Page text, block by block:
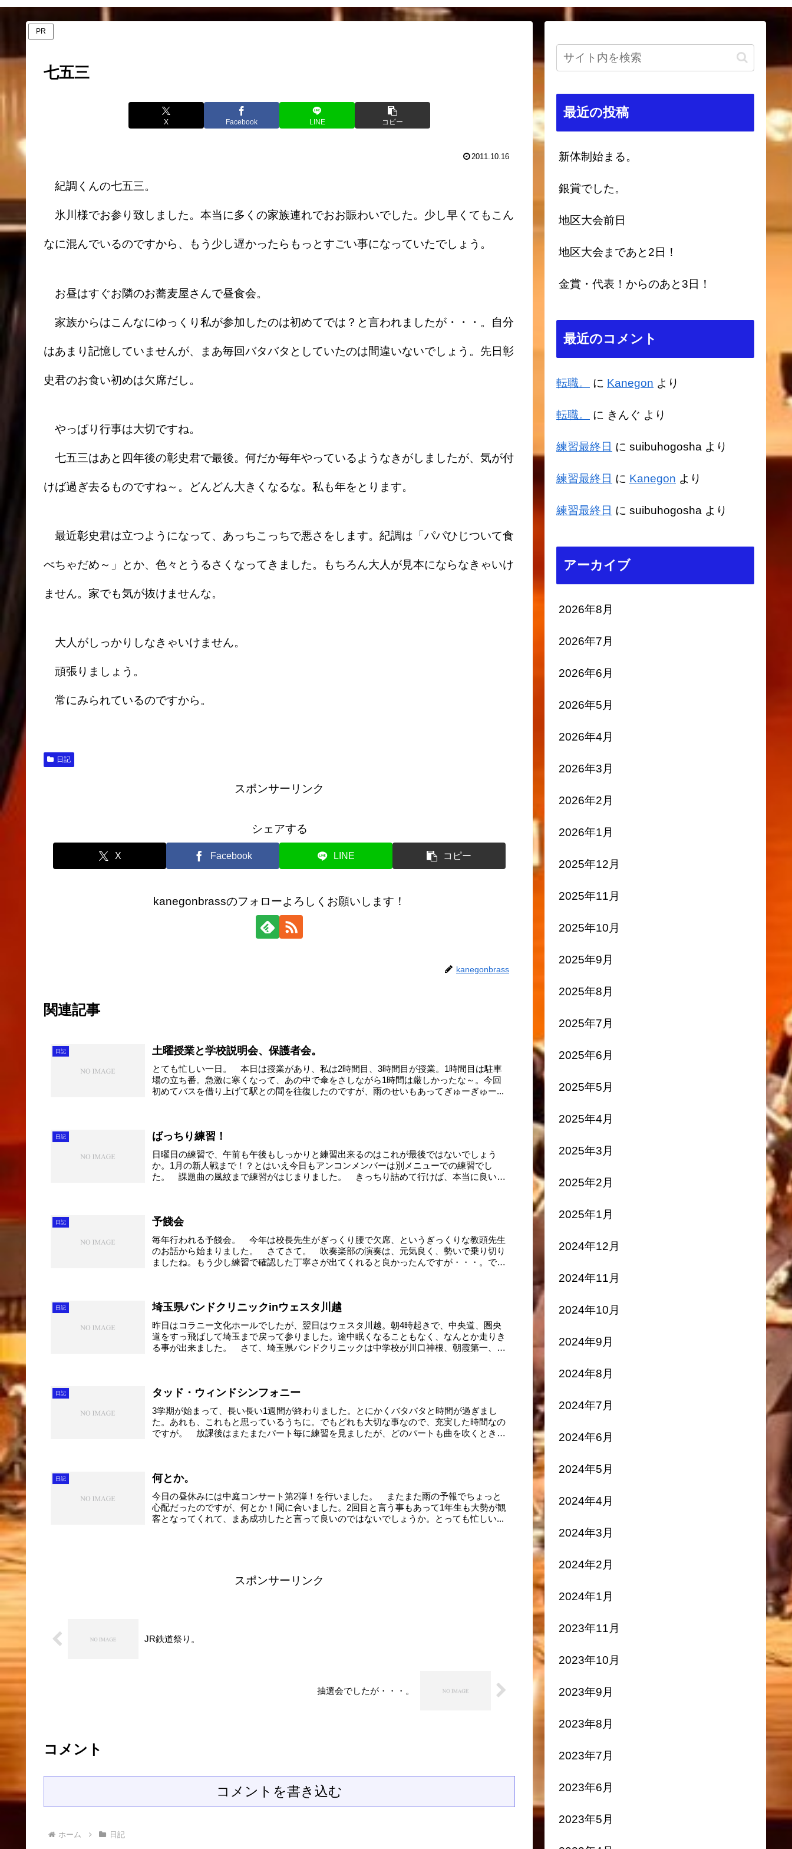
PR
七五三
X Facebook LINE コピー
2011.10.16
紀調くんの七五三。
氷川様でお参り致しました。本当に多くの家族連れでおお賑わいでした。少し早くてもこん
なに混んでいるのですから、もう少し遅かったらもっとすごい事になっていたでしょう。
お昼はすぐお隣のお蕎麦屋さんで昼食会。
家族からはこんなにゆっくり私が参加したのは初めてでは？と言われましたが・・・。自分
はあまり記憶していませんが、まあ毎回バタバタとしていたのは間違いないでしょう。先日彰
史君のお食い初めは欠席だし。
やっぱり行事は大切ですね。
七五三はあと四年後の彰史君で最後。何だか毎年やっているようなきがしましたが、気が付
けば過ぎ去るものですね～。どんどん大きくなるな。私も年をとります。
最近彰史君は立つようになって、あっちこっちで悪さをします。紀調は「パパひじついて食
べちゃだめ～」とか、色々とうるさくなってきました。もちろん大人が見本にならなきゃいけ
ません。家でも気が抜けませんな。
大人がしっかりしなきゃいけません。
頑張りましょう。
常にみられているのですから。
日記
スポンサーリンク
シェアする
X Facebook LINE コピー
kanegonbrassのフォローよろしくお願いします！
kanegonbrass
関連記事
日記 土曜授業と学校説明会、保護者会。
とても忙しい一日。 本日は授業があり、私は2時間目、3時間目が授業。1時間目は駐車
場の立ち番。急激に寒くなって、あの中で傘をさしながら1時間は厳しかったな～。今回
初めてバスを借り上げて駅との間を往復したのですが、雨のせいもあってぎゅーぎゅー...
日記 ばっちり練習！
日曜日の練習で、午前も午後もしっかりと練習出来るのはこれが最後ではないでしょう
か。1月の新人戦まで！？とはいえ今日もアンコンメンバーは別メニューでの練習でし
た。 課題曲の風紋まで練習がはじまりました。 きっちり詰めて行けば、本当に良い曲
日記 予餞会
毎年行われる予餞会。 今年は校長先生がぎっくり腰で欠席、というぎっくりな教頭先生
のお話から始まりました。 さてさて。 吹奏楽部の演奏は、元気良く、勢いで乗り切り
ましたね。もう少し練習で確認した丁寧さが出てくれると良かったんですが・・・。で
日記 埼玉県バンドクリニックinウェスタ川越
昨日はコラニー文化ホールでしたが、翌日はウェスタ川越。朝4時起きで、中央道、圏央
道をすっ飛ばして埼玉まで戻って参りました。途中眠くなることもなく、なんとか走りき
る事が出来ました。 さて、埼玉県バンドクリニックは中学校が川口神根、朝霞第一、
日記 タッド・ウィンドシンフォニー
3学期が始まって、長い長い1週間が終わりました。とにかくバタバタと時間が過ぎまし
た。あれも、これもと思っているうちに。でもどれも大切な事なので、充実した時間なの
ですが。 放課後はまたまたパート毎に練習を見ましたが、どのパートも曲を吹くとき
日記 何とか。
今日の昼休みには中庭コンサート第2弾！を行いました。 またまた雨の予報でちょっと
心配だったのですが、何とか！間に合いました。2回目と言う事もあって1年生も大勢が観
客となってくれて、まあ成功したと言って良いのではないでしょうか。とっても忙しい...
スポンサーリンク
JR鉄道祭り。
抽選会でしたが・・・。
コメント
コメントを書き込む
ホーム 日記
最近の投稿
新体制始まる。
銀賞でした。
地区大会前日
地区大会まであと2日！
金賞・代表！からのあと3日！
最近のコメント
転職。 に Kanegon より
転職。 に きんぐ より
練習最終日 に suibuhogosha より
練習最終日 に Kanegon より
練習最終日 に suibuhogosha より
アーカイブ
2026年8月
2026年7月
2026年6月
2026年5月
2026年4月
2026年3月
2026年2月
2026年1月
2025年12月
2025年11月
2025年10月
2025年9月
2025年8月
2025年7月
2025年6月
2025年5月
2025年4月
2025年3月
2025年2月
2025年1月
2024年12月
2024年11月
2024年10月
2024年9月
2024年8月
2024年7月
2024年6月
2024年5月
2024年4月
2024年3月
2024年2月
2024年1月
2023年11月
2023年10月
2023年9月
2023年8月
2023年7月
2023年6月
2023年5月